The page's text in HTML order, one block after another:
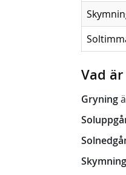
Vad
Gryning
Skymning